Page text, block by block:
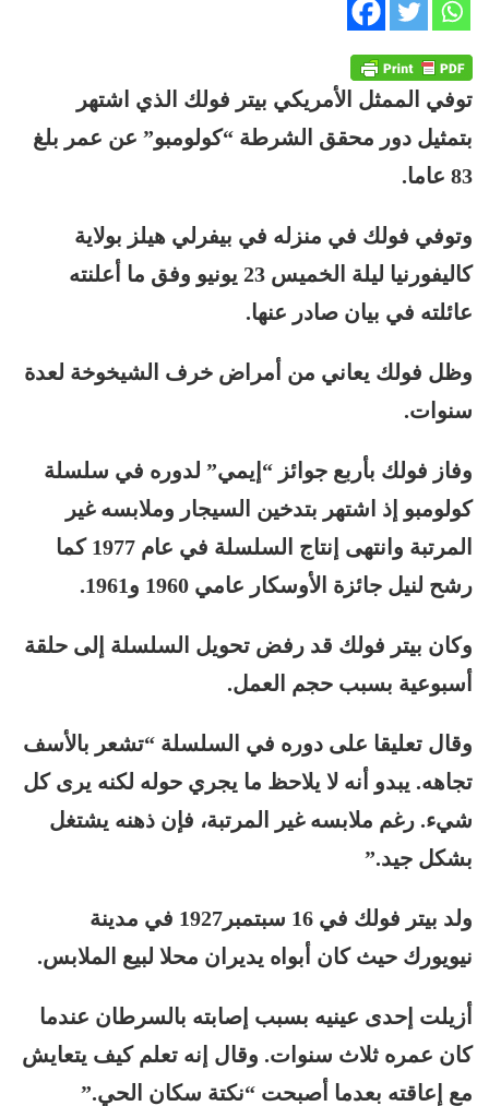
توفي الممثل الأمريكي بيتر فولك الذي اشتهر
بتمثيل دور محقق الشرطة “كولومبو” عن عمر بلغ
83 عاما.
وتوفي فولك في منزله في بيفرلي هيلز بولاية
كاليفورنيا ليلة الخميس 23 يونيو وفق ما أعلنته
عائلته في بيان صادر عنها.
وظل فولك يعاني من أمراض خرف الشيخوخة لعدة
سنوات.
وفاز فولك بأربع جوائز “إيمي” لدوره في سلسلة
كولومبو إذ اشتهر بتدخين السيجار وملابسه غير
المرتبة وانتهى إنتاج السلسلة في عام 1977 كما
رشح لنيل جائزة الأوسكار عامي 1960 و1961.
وكان بيتر فولك قد رفض تحويل السلسلة إلى حلقة
أسبوعية بسبب حجم العمل.
وقال تعليقا على دوره في السلسلة “تشعر بالأسف
تجاهه. يبدو أنه لا يلاحظ ما يجري حوله لكنه يرى كل
شيء. رغم ملابسه غير المرتبة، فإن ذهنه يشتغل
بشكل جيد.”
ولد بيتر فولك في 16 سبتمبر1927 في مدينة
نيويورك حيث كان أبواه يديران محلا لبيع الملابس.
أزيلت إحدى عينيه بسبب إصابته بالسرطان عندما
كان عمره ثلاث سنوات. وقال إنه تعلم كيف يتعايش
مع إعاقته بعدما أصبحت “نكتة سكان الحي.”